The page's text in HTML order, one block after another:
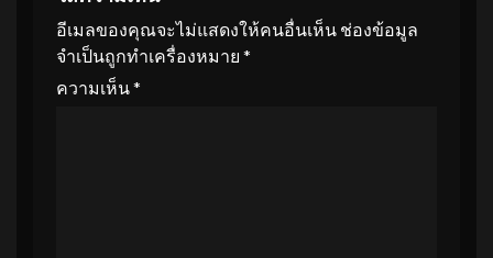
อีเมลของคุณจะไม่แสดงให้คนอื่นเห็น ช่องข้อมูล
จำเป็นถูกทำเครื่องหมาย *
ความเห็น*